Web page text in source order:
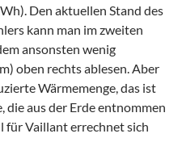
Den aktuellen Stand des
kann man im zweiten
ansonsten wenig
oben rechts ablesen. Aber
Wärmemenge, das ist
die aus der Erde entnommen
für Vaillant errechnet sich